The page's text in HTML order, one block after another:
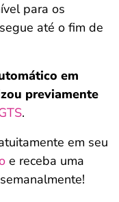
para os
até o fim de
em
previamente
.
em seu
e receba uma